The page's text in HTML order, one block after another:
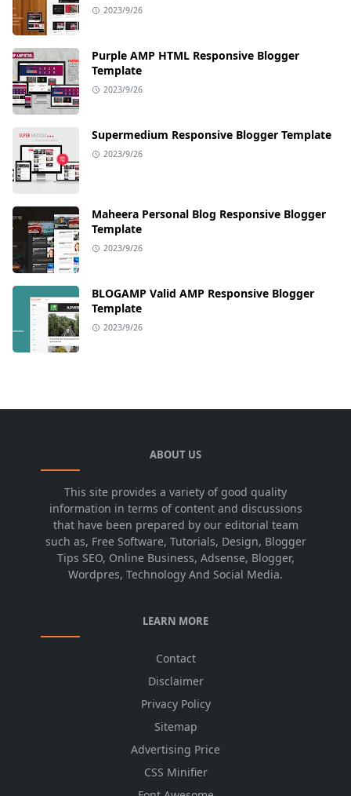
2023/9/26
Purple AMP HTML Responsive Blogger
Template
2023/9/26
Supermedium Responsive Blogger Template
2023/9/26
Maheera Personal Blog Responsive Blogger
Template
2023/9/26
BLOGAMP Valid AMP Responsive Blogger
Template
2023/9/26
ABOUT US
This site provides a variety of good quality
information in terms of content and discussions
that have been prepared by our editorial team
such as, Free Software, Tutorials, Design, Blogger
Tips SEO, Online Business, Adsense, Blogger,
Wordpres, Technology And Social Media.
LEARN MORE
Contact
Disclaimer
Privacy Policy
Sitemap
Advertising Price
CSS Minifier